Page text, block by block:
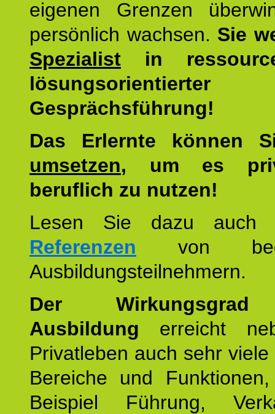
eigenen Grenzen
persönlich wachsen. Sie
Spezialist in
lösungsorientierter
Gesprächsführung!
Das Erlernte können
umsetzen, um es
beruflich zu nutzen!
Lesen Sie dazu
Referenzen von
Ausbildungsteilnehmern.
Der
Ausbildung erreicht
Privatleben auch sehr
Bereiche und
Beispiel Führung,